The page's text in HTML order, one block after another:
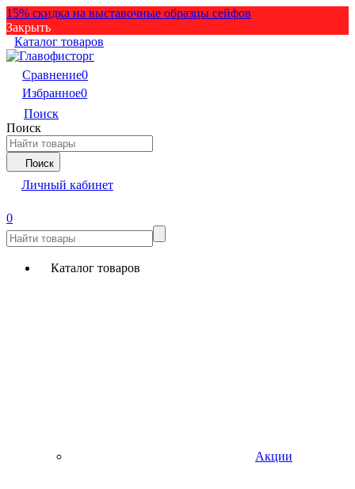
15% скидка на выставочные образцы сейфов
Закрыть
Каталог товаров
Сравнение0
Избранное0
Поиск
Поиск
Поиск
Личный кабинет
0
Каталог товаров
Акции